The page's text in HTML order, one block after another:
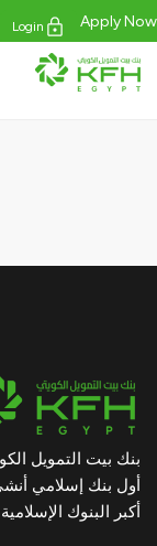
Apply Now
Login
بنك بيت التمويل
أكبر البنوك